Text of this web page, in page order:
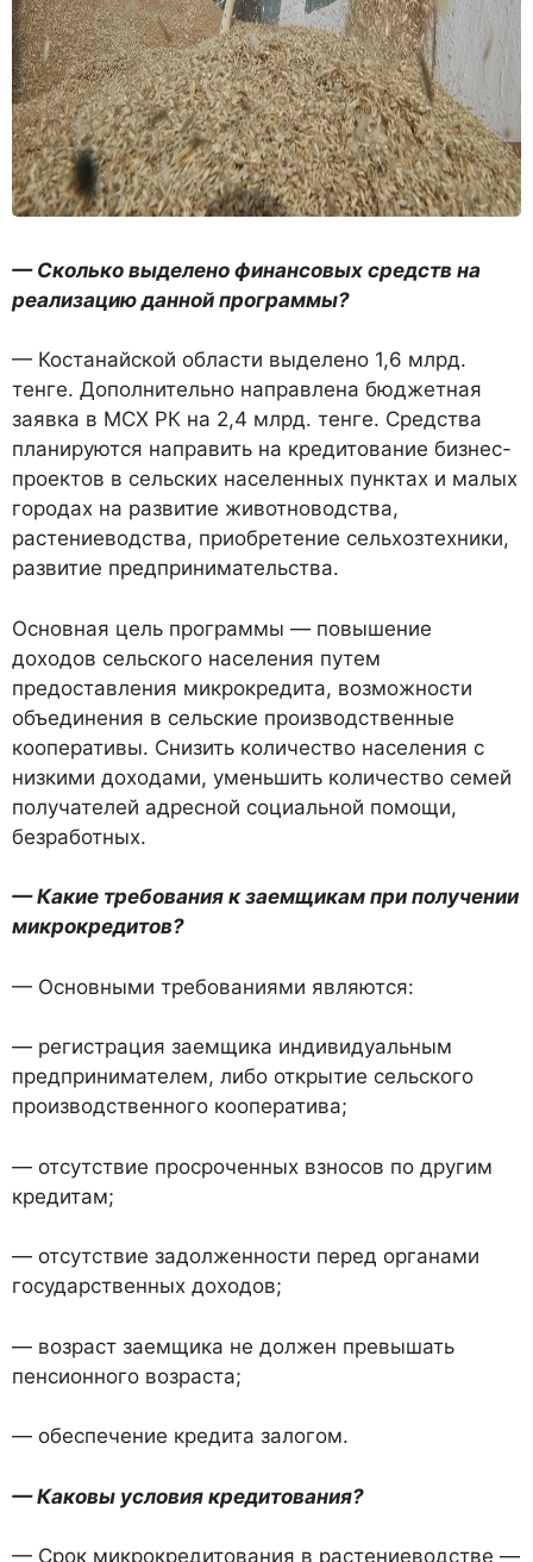
— Сколько выделено финансовых средств на
реализацию данной программы?
— Костанайской области выделено 1,6 млрд.
тенге. Дополнительно направлена бюджетная
заявка в МСХ РК на 2,4 млрд. тенге. Средства
планируются направить на кредитование бизнес-
проектов в сельских населенных пунктах и малых
городах на развитие животноводства,
растениеводства, приобретение сельхозтехники,
развитие предпринимательства.
Основная цель программы — повышение
доходов сельского населения путем
предоставления микрокредита, возможности
объединения в сельские производственные
кооперативы. Снизить количество населения с
низкими доходами, уменьшить количество семей
получателей адресной социальной помощи,
безработных.
— Какие требования к заемщикам при получении
микрокредитов?
— Основными требованиями являются:
— регистрация заемщика индивидуальным
предпринимателем, либо открытие сельского
производственного кооператива;
— отсутствие просроченных взносов по другим
кредитам;
— отсутствие задолженности перед органами
государственных доходов;
— возраст заемщика не должен превышать
пенсионного возраста;
— обеспечение кредита залогом.
— Каковы условия кредитования?
— Срок микрокредитования в растениеводстве —